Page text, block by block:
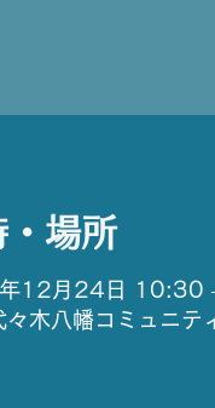
・場所
12月24日 10:30
々木八幡コミュニ